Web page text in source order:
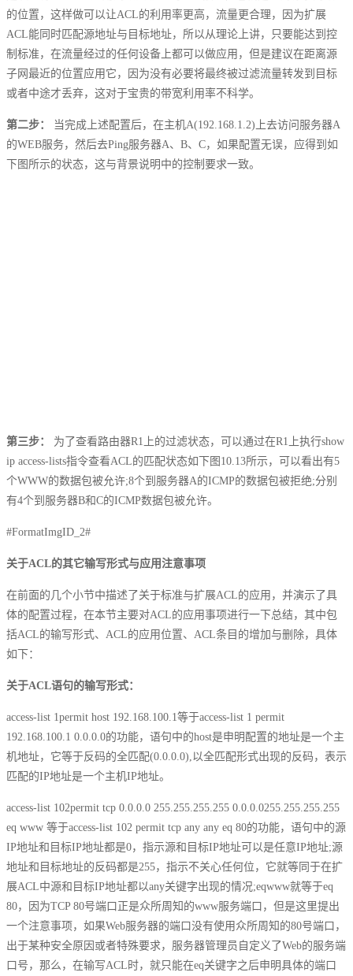
的位置，这样做可以让ACL的利用率更高，流量更合理，因为扩展
ACL能同时匹配源地址与目标地址，所以从理论上讲，只要能达到控
制标准，在流量经过的任何设备上都可以做应用，但是建议在距离源
子网最近的位置应用它，因为没有必要将最终被过滤流量转发到目标
或者中途才丢弃，这对于宝贵的带宽利用率不科学。
第二步：
当完成上述配置后，在主机A(192.168.1.2)上去访问服务器A
的WEB服务，然后去Ping服务器A、B、C，如果配置无误，应得到如
下图所示的状态，这与背景说明中的控制要求一致。
第三步： 为了查看路由器R1上的过滤状态，可以通过在R1上执行show
ip access-lists指令查看ACL的匹配状态如下图10.13所示，可以看出有5
个WWW的数据包被允许;8个到服务器A的ICMP的数据包被拒绝;分别
有4个到服务器B和C的ICMP数据包被允许。
#FormatImgID_2#
关于ACL的其它输写形式与应用注意事项
在前面的几个小节中描述了关于标准与扩展ACL的应用，并演示了具
体的配置过程，在本节主要对ACL的应用事项进行一下总结，其中包
括ACL的输写形式、ACL的应用位置、ACL条目的增加与删除，具体
如下：
关于ACL语句的输写形式：
access-list 1permit host 192.168.100.1等于access-list 1 permit
192.168.100.1 0.0.0.0的功能，语句中的host是申明配置的地址是一个主
机地址，它等于反码的全匹配(0.0.0.0),以全匹配形式出现的反码，表示
匹配的IP地址是一个主机IP地址。
access-list 102permit tcp 0.0.0.0 255.255.255.255 0.0.0.0255.255.255.255
eq www 等于access-list 102 permit tcp any any eq 80的功能，语句中的源
IP地址和目标IP地址都是0，指示源和目标IP地址可以是任意IP地址;源
地址和目标地址的反码都是255，指示不关心任何位，它就等同于在扩
展ACL中源和目标IP地址都以any关键字出现的情况;eqwww就等于eq
80，因为TCP 80号端口正是众所周知的www服务端口，但是这里提出
一个注意事项，如果Web服务器的端口没有使用众所周知的80号端口，
出于某种安全原因或者特殊要求，服务器管理员自定义了Web的服务端
口号，那么，在输写ACL时，就只能在eq关键字之后申明具体的端口